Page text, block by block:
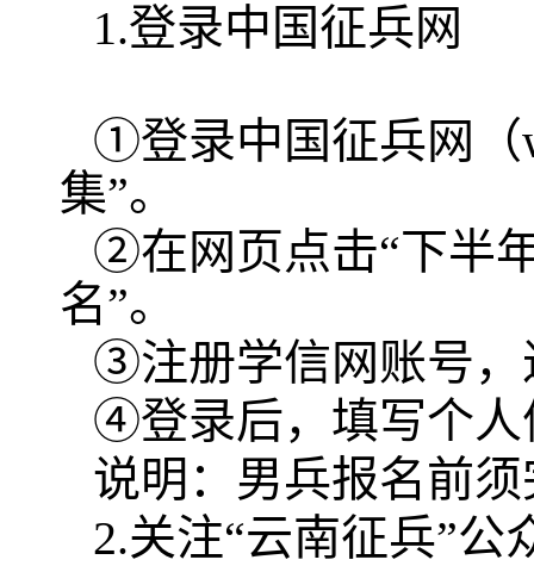
1.登录中国征兵网
①登录中国征兵网（
集”。
②在网页点击“下半
名”。
③注册学信网账号，
④登录后，填写个人
说明：男兵报名前
2.关注“云南征兵”公